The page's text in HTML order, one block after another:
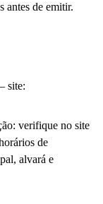
antes de emitir.
site:
verifique no site
de
alvará e